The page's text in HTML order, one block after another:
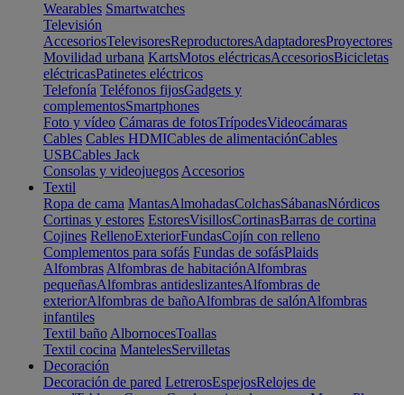
Wearables Smartwatches
Televisión
AccesoriosTelevisoresReproductoresAdaptadoresProyectores
Movilidad urbana KartsMotos eléctricasAccesoriosBicicletas
eléctricasPatinetes eléctricos
Telefonía Teléfonos fijosGadgets y
complementosSmartphones
Foto y vídeo Cámaras de fotosTrípodesVideocámaras
Cables Cables HDMICables de alimentaciónCables
USBCables Jack
Consolas y videojuegos Accesorios
Textil
Ropa de cama MantasAlmohadasColchasSábanasNórdicos
Cortinas y estores EstoresVisillosCortinasBarras de cortina
Cojines RellenoExteriorFundasCojín con relleno
Complementos para sofás Fundas de sofásPlaids
Alfombras Alfombras de habitaciónAlfombras
pequeñasAlfombras antideslizantesAlfombras de
exteriorAlfombras de bañoAlfombras de salónAlfombras
infantiles
Textil baño AlbornocesToallas
Textil cocina MantelesServilletas
Decoración
Decoración de pared LetrerosEspejosRelojes de